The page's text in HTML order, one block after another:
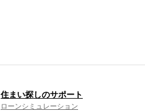
住まい探しのサポート
ローンシミュレーション